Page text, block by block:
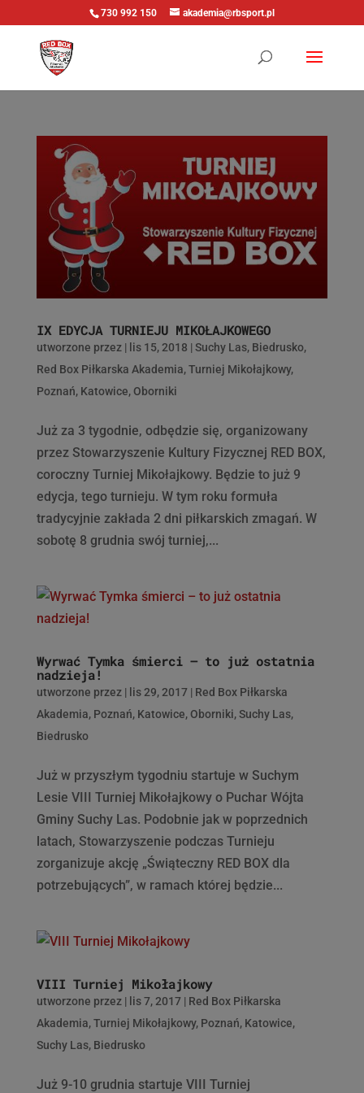
730 992 150 akademia@rbsport.pl
IX EDYCJA TURNIEJU MIKOŁAJKOWEGO
utworzone przez | lis 15, 2018 | Suchy Las, Biedrusko,
Red Box Piłkarska Akademia,Turniej Mikołajkowy,
Poznań, Katowice, Oborniki
Już za 3 tygodnie, odbędzie się, organizowany
przez Stowarzyszenie Kultury Fizycznej RED BOX,
coroczny Turniej Mikołajkowy. Będzie to już 9
edycja, tego turnieju. W tym roku formuła
tradycyjnie zakłada 2 dni piłkarskich zmagań. W
sobotę 8 grudnia swój turniej,...
Wyrwać Tymka śmierci – to już ostatnia
nadzieja!
utworzone przez | lis 29, 2017| Red Box Piłkarska
Akademia, Poznań, Katowice, Oborniki,Suchy Las,
Biedrusko
Już w przyszłym tygodniu startuje w Suchym
Lesie VIII Turniej Mikołajkowy o Puchar Wójta
Gminy Suchy Las. Podobnie jak w poprzednich
latach, Stowarzyszenie podczas Turnieju
zorganizuje akcję „Świąteczny RED BOX dla
potrzebujących”, w ramach której będzie...
VIII Turniej Mikołajkowy
utworzone przez | lis 7, 2017| Red Box Piłkarska
Akademia,Turniej Mikołajkowy, Poznań, Katowice,
Suchy Las, Biedrusko
Już 9-10 grudnia startuje VIII Turniej